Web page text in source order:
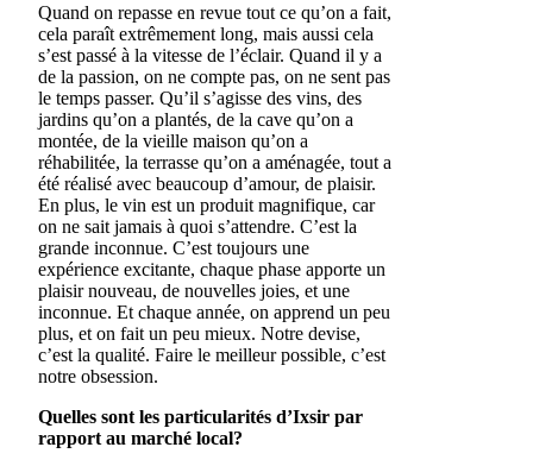
Quand on repasse en revue tout ce qu’on a fait,
cela paraît extrêmement long, mais aussi cela
s’est passé à la vitesse de l’éclair. Quand il y a
de la passion, on ne compte pas, on ne sent pas
le temps passer. Qu’il s’agisse des vins, des
jardins qu’on a plantés, de la cave qu’on a
montée, de la vieille maison qu’on a
réhabilitée, la terrasse qu’on a aménagée, tout a
été réalisé avec beaucoup d’amour, de plaisir.
En plus, le vin est un produit magnifique, car
on ne sait jamais à quoi s’attendre. C’est la
grande inconnue. C’est toujours une
expérience excitante, chaque phase apporte un
plaisir nouveau, de nouvelles joies, et une
inconnue. Et chaque année, on apprend un peu
plus, et on fait un peu mieux. Notre devise,
c’est la qualité. Faire le meilleur possible, c’est
notre obsession.
Quelles sont les particularités d’Ixsir par
rapport au marché local?